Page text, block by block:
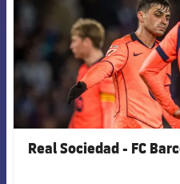
Real Sociedad - FC